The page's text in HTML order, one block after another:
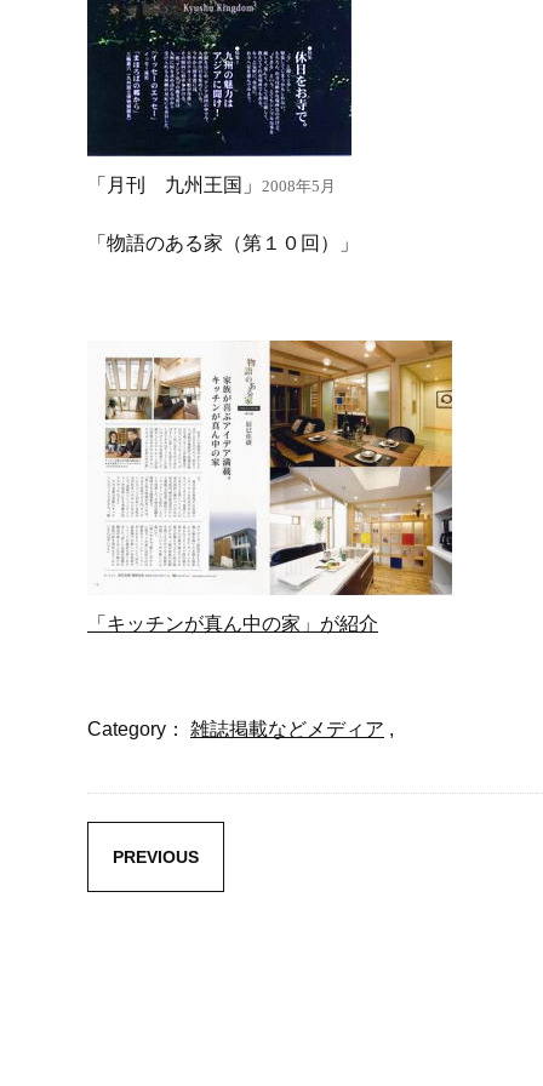
「月刊 九州王国」 2008年5月
「物語のある家（第１０回）」
「キッチンが真ん中の家」が紹介
Category： 雑誌掲載などメディア ,
PREVIOUS